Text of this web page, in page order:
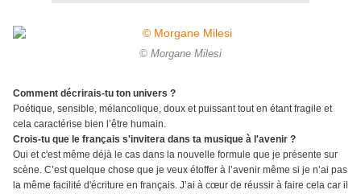
© Morgane Milesi
Comment décrirais-tu ton univers ?
Poétique, sensible, mélancolique, doux et puissant tout en étant fragile et
cela caractérise bien l’être humain.
Crois-tu que le français s'invitera dans ta musique à l'avenir ?
Oui et c'est même déjà le cas dans la nouvelle formule que je présente sur
scène. C’est quelque chose que je veux étoffer à l’avenir même si je n’ai pas
la même facilité d'écriture en français. J’ai à cœur de réussir à faire cela car il